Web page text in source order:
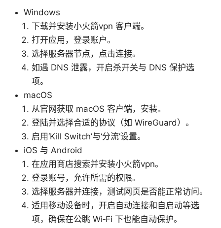
Windows
下载并安装小火箭vpn 客户端。
打开应用，登录账户。
选择服务器节点，点击连接。
如遇 DNS 泄露，开启杀开关与 DNS 保护选
项。
macOS
从官网获取 macOS 客户端，安装。
登陆并选择合适的协议（如 WireGuard）。
启用‘Kill Switch’与‘分流’设置。
iOS 与 Android
在应用商店搜索并安装小火箭vpn。
登录账号，允许所需的权限。
选择服务器并连接，测试网页是否能正常访问。
适用移动设备时，开启自动连接和自启动等选
项，确保在公眺 Wi‑Fi 下也能自动保护。